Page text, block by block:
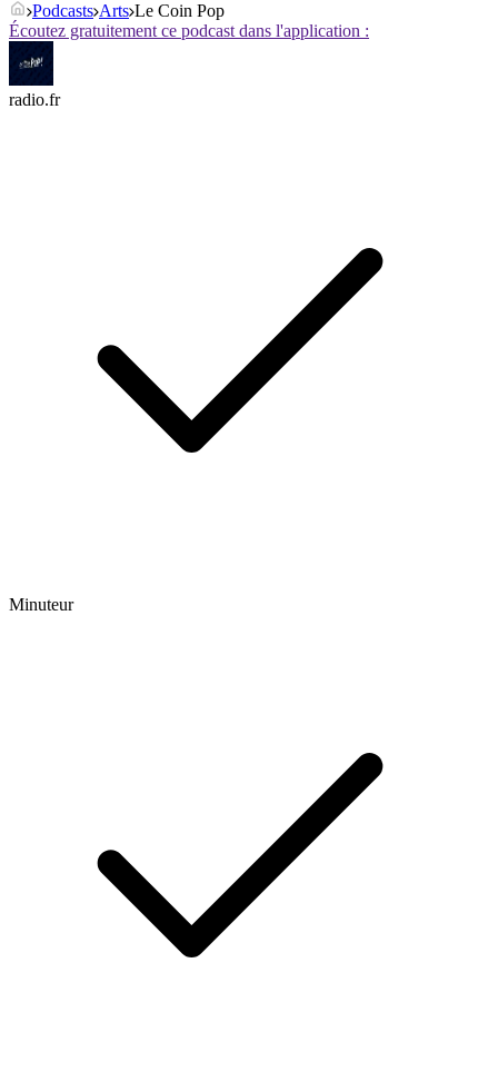
Podcasts Arts Le Coin Pop
Écoutez gratuitement ce podcast dans l'application :
radio.fr
Minuteur